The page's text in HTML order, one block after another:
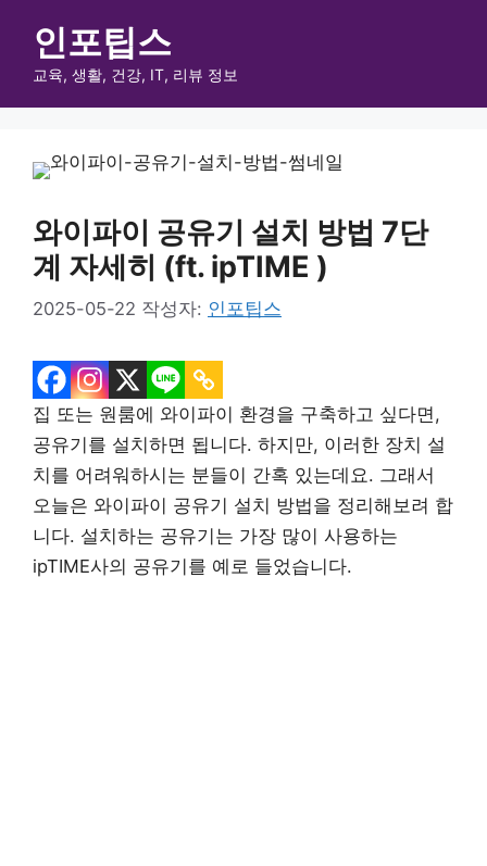
로
인포팁스
교육, 생활, 건강, IT, 리뷰 정보
와이파이 공유기 설치 방법 7단
계 자세히 (ft. ipTIME )
2025-05-22 작성자: 인포팁스
집 또는 원룸에 와이파이 환경을 구축하고 싶다면,
공유기를 설치하면 됩니다. 하지만, 이러한 장치 설
치를 어려워하시는 분들이 간혹 있는데요. 그래서
오늘은 와이파이 공유기 설치 방법을 정리해보려 합
니다. 설치하는 공유기는 가장 많이 사용하는
ipTIME사의 공유기를 예로 들었습니다.